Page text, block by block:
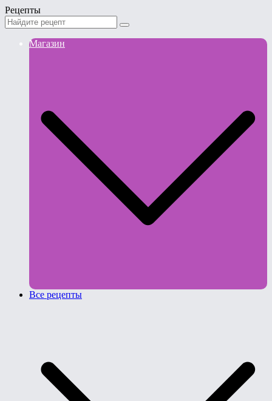
Рецепты
Магазин
Все рецепты